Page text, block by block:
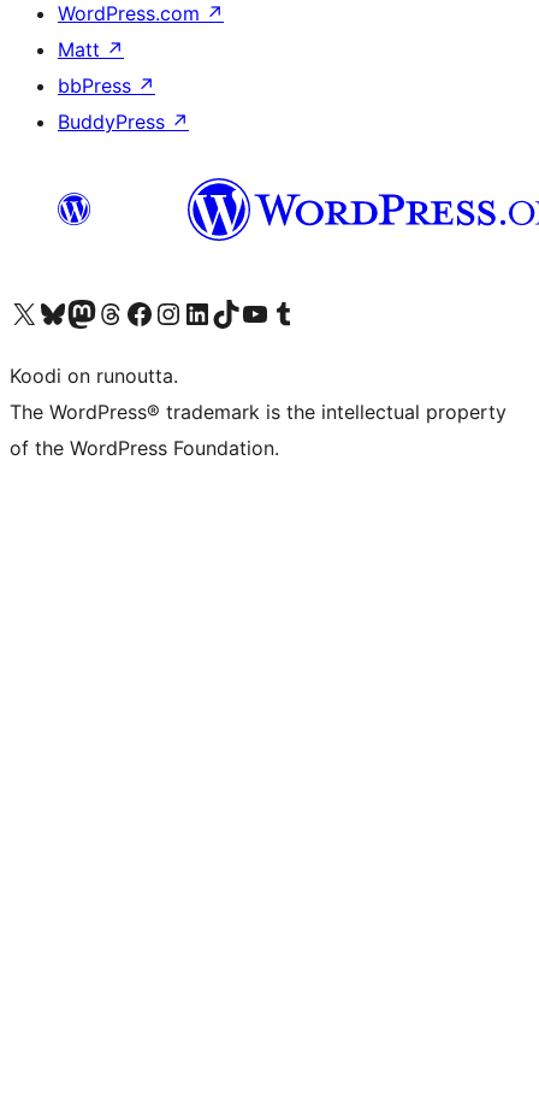
WordPress.com ↗
Matt ↗
bbPress ↗
BuddyPress ↗
Visit our X (formerly Twitter) account
Visit our Bluesky account
Visit our Mastodon account
Visit our Threads account
Visit our Facebook page
Visit our Instagram account
Visit our LinkedIn account
Visit our TikTok account
Näytä YouTube-kanava
Visit our Tumblr account
Koodi on runoutta.
The WordPress® trademark is the intellectual property
of the WordPress Foundation.